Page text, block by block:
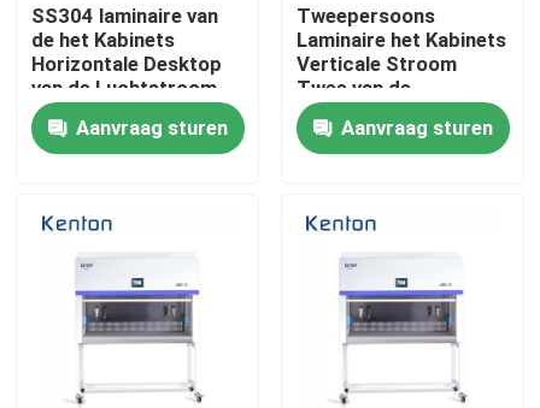
Kwaliteitscontrole
Contacteer ons
Laboratorium Drogere Oven
Industriële droogoven
SS304 laminaire van
de het Kabinets
Horizontale Desktop
van de Luchtstroom
de Lucht Schone Bank
voor Laboratorium
Aanvraag sturen
Tweepersoons
Laminaire het Kabinets
Verticale Stroom
Twee van de
Luchtstroom Kanten
Aanvraag sturen